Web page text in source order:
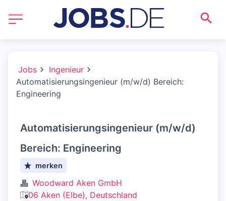
Jobs
Ingenieur
Automatisierungsingenieur (m/w/d) Bereich:
Engineering
Automatisierungsingenieur (m/w/d)
Bereich: Engineering
merken
Woodward Aken GmbH
06 Aken (Elbe), Deutschland